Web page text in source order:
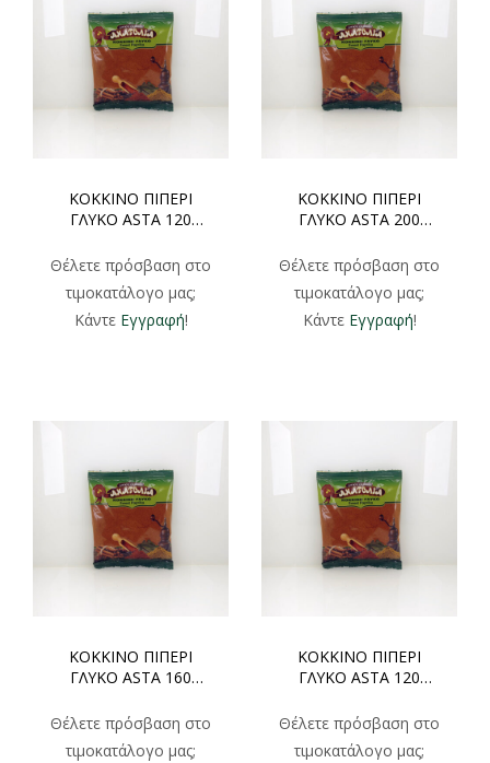
ΚΟΚΚΙΝΟ ΠΙΠΕΡΙ
ΓΛΥΚΟ ASTA 120
Θέλετε πρόσβαση στο
τιμοκατάλογο μας;
Κάντε Εγγραφή!
ΚΟΚΚΙΝΟ ΠΙΠΕΡΙ
ΓΛΥΚΟ ASTA 200
Θέλετε πρόσβαση στο
τιμοκατάλογο μας;
Κάντε Εγγραφή!
ΚΟΚΚΙΝΟ ΠΙΠΕΡΙ
ΓΛΥΚΟ ASTA 160
Θέλετε πρόσβαση στο
τιμοκατάλογο μας;
ΚΟΚΚΙΝΟ ΠΙΠΕΡΙ
ΓΛΥΚΟ ASTA 120
Θέλετε πρόσβαση στο
τιμοκατάλογο μας;